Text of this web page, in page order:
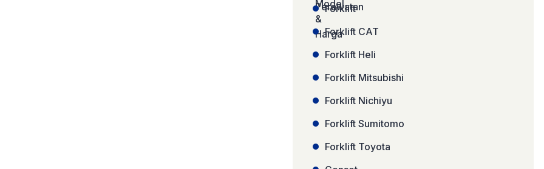
Forklift
Forklift CAT
Forklift Heli
Forklift Mitsubishi
Forklift Nichiyu
Forklift Sumitomo
Forklift Toyota